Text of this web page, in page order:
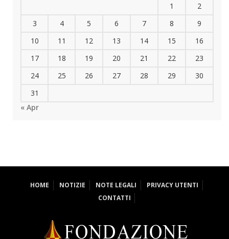
1
2
3
4 5 6 7 8
9
10
11 12 13 14 15
16
17
18 19 20 21 22
23
24
25 26 27 28 29
30
31
« Apr
HOME NOTIZIE NOTE LEGALI
PRIVACY UTENTI
CONTATTI